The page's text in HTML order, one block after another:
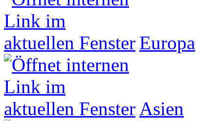
Europa
Asien